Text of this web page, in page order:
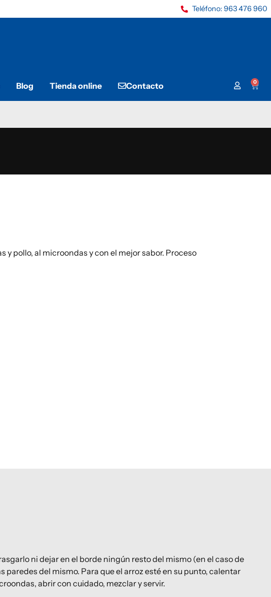
Teléfono: 963 476 960
Blog Tienda online Contacto 0
y pollo, al microondas y con el mejor sabor. Proceso
ni dejar en el borde ningún resto del mismo (en el caso de
del mismo. Para que el arroz esté en su punto, calentar
abrir con cuidado, mezclar y servir.